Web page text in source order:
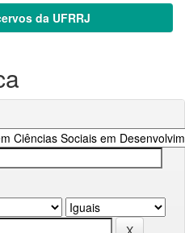
da UFRRJ